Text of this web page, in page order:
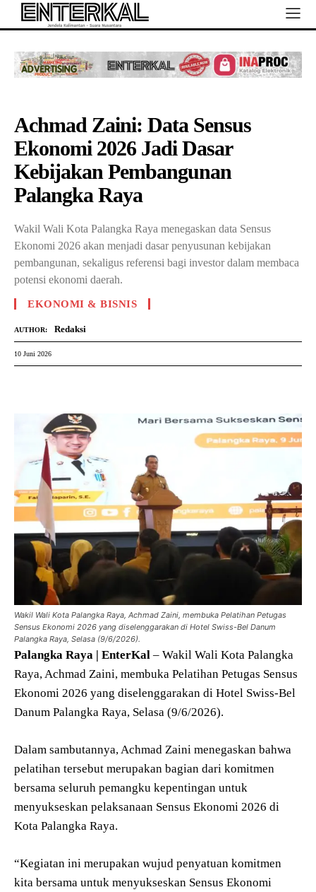
Achmad Zaini: Data Sensus
Ekonomi 2026 Jadi Dasar
Kebijakan Pembangunan
Palangka Raya
Wakil Wali Kota Palangka Raya menegaskan data Sensus
Ekonomi 2026 akan menjadi dasar penyusunan kebijakan
pembangunan, sekaligus referensi bagi investor dalam membaca
potensi ekonomi daerah.
EKONOMI & BISNIS
AUTHOR: Redaksi
10 Juni 2026
Wakil Wali Kota Palangka Raya, Achmad Zaini, membuka Pelatihan Petugas
Sensus Ekonomi 2026 yang diselenggarakan di Hotel Swiss-Bel Danum
Palangka Raya, Selasa (9/6/2026).
Palangka Raya | EnterKal – Wakil Wali Kota Palangka
Raya, Achmad Zaini, membuka Pelatihan Petugas Sensus
Ekonomi 2026 yang diselenggarakan di Hotel Swiss-Bel
Danum Palangka Raya, Selasa (9/6/2026).
Dalam sambutannya, Achmad Zaini menegaskan bahwa
pelatihan tersebut merupakan bagian dari komitmen
bersama seluruh pemangku kepentingan untuk
menyukseskan pelaksanaan Sensus Ekonomi 2026 di
Kota Palangka Raya.
“Kegiatan ini merupakan wujud penyatuan komitmen
kita bersama untuk menyukseskan Sensus Ekonomi